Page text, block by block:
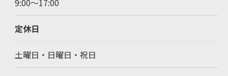
定休日
土曜日・日曜日・祝日